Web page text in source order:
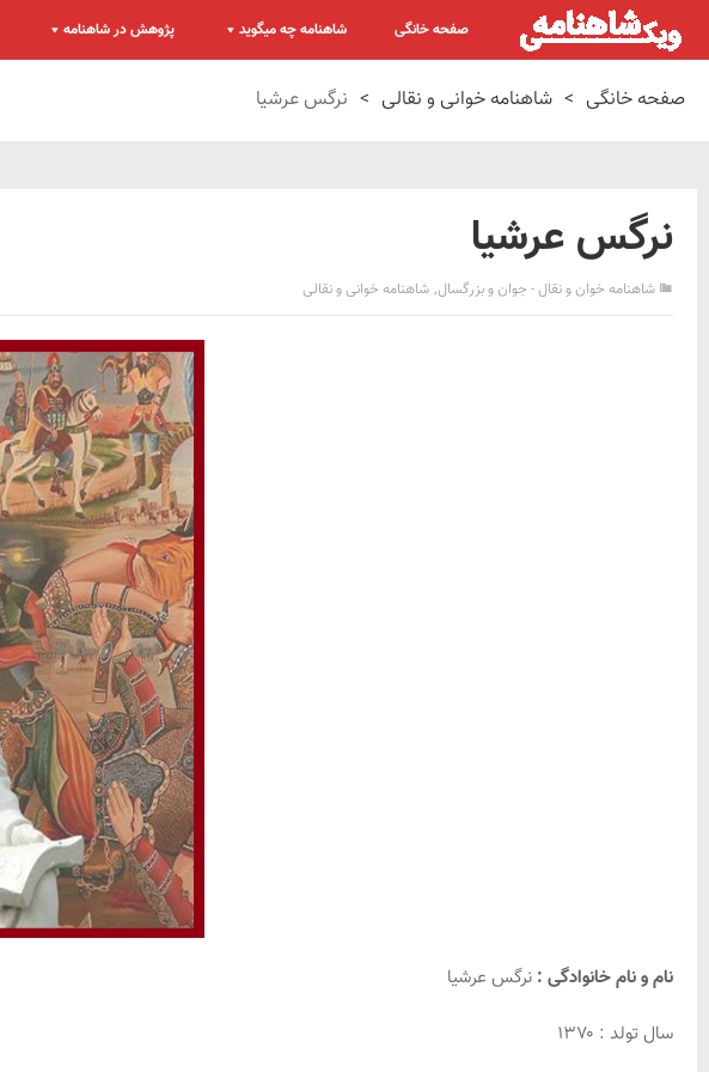
صفحه خانگی شاهنامه چه میگوید پژوهش در شاهنامه
صفحه خانگی > شاهنامه خوانی و نقالی > نرگس عرشیا
نرگس عرشیا
شاهنامه خوان و نقال - جوان و بزرگسال, شاهنامه خوانی و نقالی
نام و نام خانوادگی : نرگس عرشیا
سال تولد : ۱۳۷۰